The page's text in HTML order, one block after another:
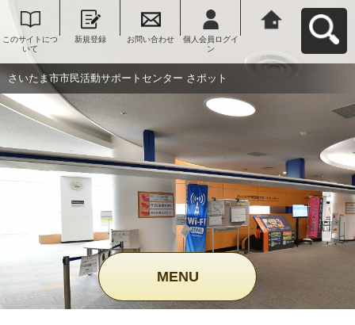
このサイトにつ
いて
新規登録 お問い合わせ
個人会員ログイ
ン
ンター さポット
へ戻る
さいたま市市民活動サポートセンター さポット
MENU